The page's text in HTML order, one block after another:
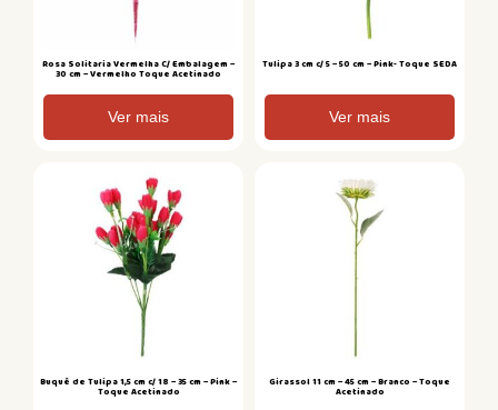
Rosa Solitaria Vermelha C/ Embalagem –
30 cm – Vermelho Toque Acetinado
Ver mais
Tulipa 3 cm c/ 5 – 50 cm – Pink- Toque SEDA
Ver mais
Buquê de Tulipa 1,5 cm c/ 18 – 35 cm – Pink –
Toque Acetinado
Girassol 11 cm – 45 cm – Branco – Toque
Acetinado